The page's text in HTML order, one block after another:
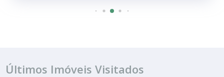
Últimos Imóveis Visitados